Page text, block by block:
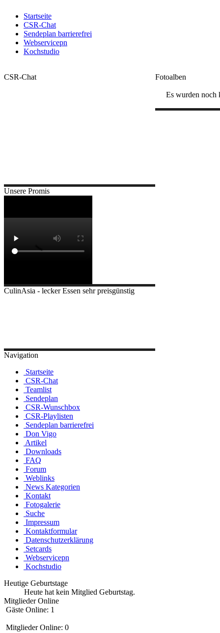
Startseite
CSR-Chat
Sendeplan barrierefrei
Webservicepn
Kochstudio
CSR-Chat
Unsere Promis
CulinAsia - lecker Essen sehr preisgünstig
Navigation
Startseite
CSR-Chat
Teamlist
Sendeplan
CSR-Wunschbox
CSR-Playlisten
Sendeplan barrierefrei
Don Vigo
Artikel
Downloads
FAQ
Forum
Weblinks
News Kategorien
Kontakt
Fotogalerie
Suche
Impressum
Kontaktformular
Datenschutzerklärung
Setcards
Webservicepn
Kochstudio
Heutige Geburtstage
Heute hat kein Mitglied Geburtstag.
Mitglieder Online
Gäste Online: 1
Mitglieder Online: 0
Fotoalben
Es wurden noch